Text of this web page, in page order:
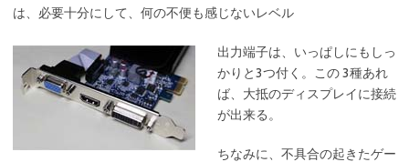
は、必要十分にして、何の不便も感じないレベル
出力端子は、いっぱしにもしっ
かりと3つ付く。この 3種あれ
ば、大抵のディスプレイに接続
が出来る。
ちなみに、不具合の起きたゲー